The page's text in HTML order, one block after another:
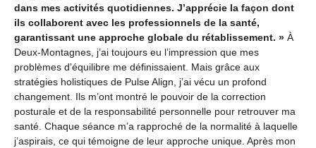
dans mes activités quotidiennes. J’apprécie la façon dont
ils collaborent avec les professionnels de la santé,
garantissant une approche globale du rétablissement. » À
Deux-Montagnes, j’ai toujours eu l’impression que mes
problèmes d’équilibre me définissaient. Mais grâce aux
stratégies holistiques de Pulse Align, j’ai vécu un profond
changement. Ils m’ont montré le pouvoir de la correction
posturale et de la responsabilité personnelle pour retrouver ma
santé. Chaque séance m’a rapproché de la normalité à laquelle
j’aspirais, ce qui témoigne de leur approche unique. Après mon